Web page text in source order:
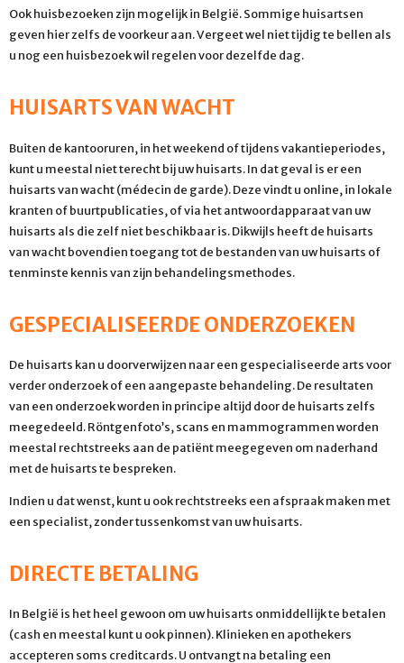
Ook huisbezoeken zijn mogelijk in België. Sommige huisartsen
geven hier zelfs de voorkeur aan. Vergeet wel niet tijdig te bellen als
u nog een huisbezoek wil regelen voor dezelfde dag.
HUISARTS VAN WACHT
Buiten de kantooruren, in het weekend of tijdens vakantieperiodes,
kunt u meestal niet terecht bij uw huisarts. In dat geval is er een
huisarts van wacht (médecin de garde). Deze vindt u online, in lokale
kranten of buurtpublicaties, of via het antwoordapparaat van uw
huisarts als die zelf niet beschikbaar is. Dikwijls heeft de huisarts
van wacht bovendien toegang tot de bestanden van uw huisarts of
tenminste kennis van zijn behandelingsmethodes.
GESPECIALISEERDE ONDERZOEKEN
De huisarts kan u doorverwijzen naar een gespecialiseerde arts voor
verder onderzoek of een aangepaste behandeling. De resultaten
van een onderzoek worden in principe altijd door de huisarts zelfs
meegedeeld. Röntgenfoto’s, scans en mammogrammen worden
meestal rechtstreeks aan de patiënt meegegeven om naderhand
met de huisarts te bespreken.
Indien u dat wenst, kunt u ook rechtstreeks een afspraak maken met
een specialist, zonder tussenkomst van uw huisarts.
DIRECTE BETALING
In België is het heel gewoon om uw huisarts onmiddellijk te betalen
(cash en meestal kunt u ook pinnen). Klinieken en apothekers
accepteren soms creditcards. U ontvangt na betaling een